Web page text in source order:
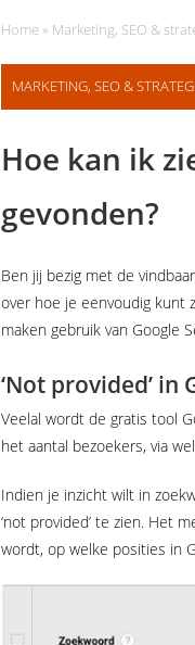
Home» Marketing, SEO &
MARKETING, SEO &
Hoe kan ik
gevonden?
Ben jij bezig met de
over hoe je eenvoudig kunt
maken gebruik van Google
‘Not provided’ in
Veelal wordt de gratis tool
het aantal bezoekers, via
Indien je inzicht wilt in
‘not provided’ te zien. Het
wordt, op welke posities in